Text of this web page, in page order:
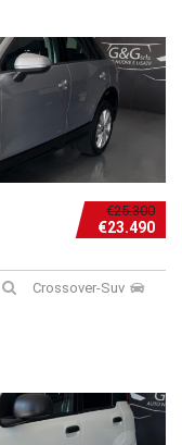
€25.300
€23.490
Crossover-Suv